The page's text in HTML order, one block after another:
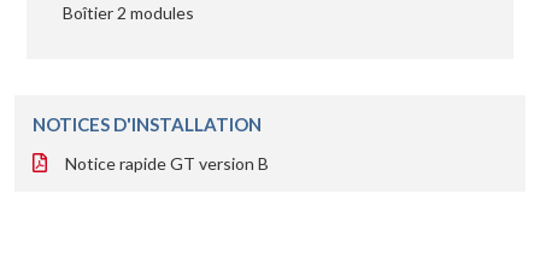
Boîtier 2 modules
NOTICES D'INSTALLATION
Notice rapide GT version B